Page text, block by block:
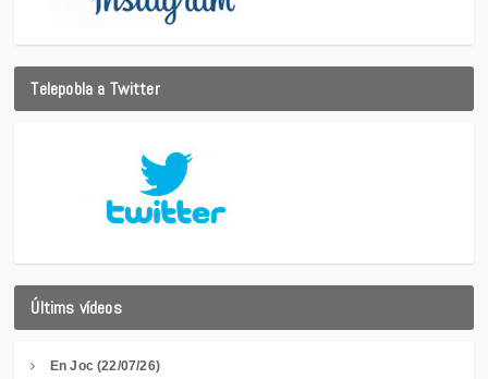
Telepobla a Twitter
Últims vídeos
En Joc (22/07/26)